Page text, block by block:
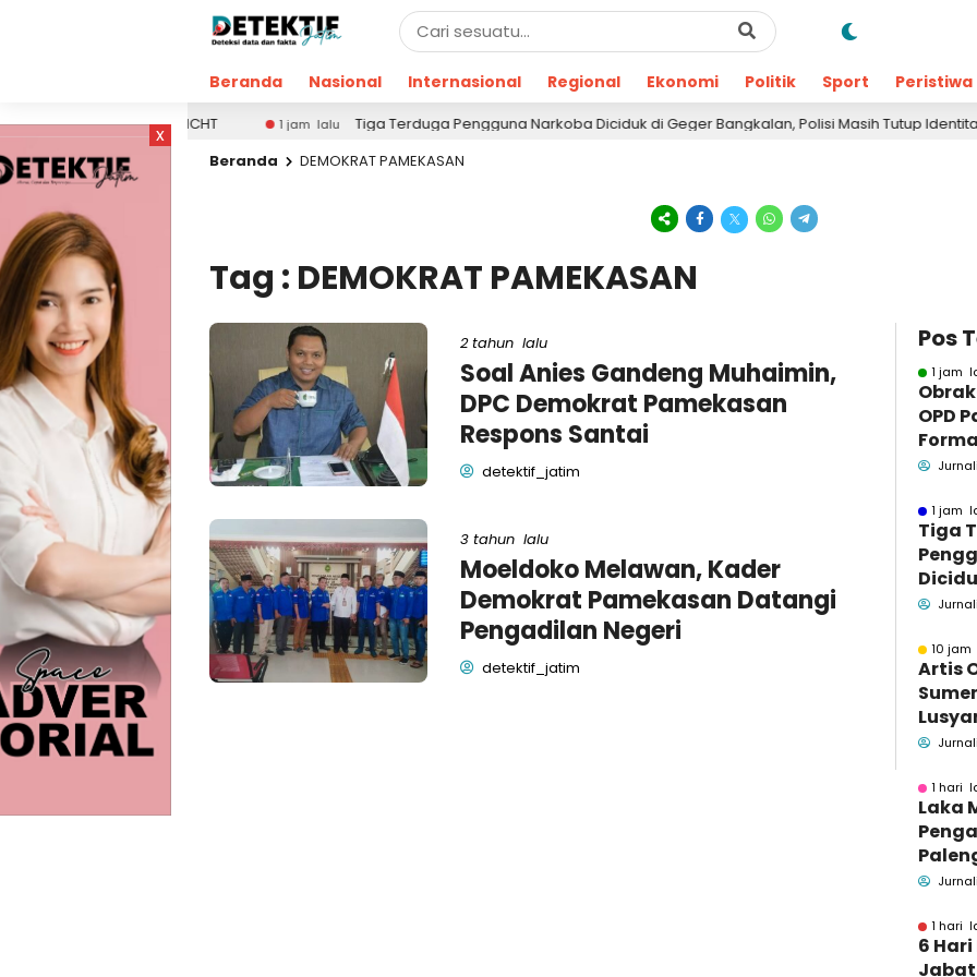
Beranda Nasional Internasional Regional Ekonomi Politik Sport Peristiwa
x
DBHCHT 1 jam lalu Tiga Terduga Pengguna Narkoba Diciduk di Geger Bangkalan, Polisi Masih Tutup Identitas dan
Beranda
DEMOKRAT PAMEKASAN
Tag : DEMOKRAT PAMEKASAN
2 tahun lalu
Soal Anies Gandeng Muhaimin,
DPC Demokrat Pamekasan
Respons Santai
detektif_jatim
3 tahun lalu
Moeldoko Melawan, Kader
Demokrat Pamekasan Datangi
Pengadilan Negeri
detektif_jatim
Pos
1 jam
OPD
1 jam
Tiga
dan
10 jam
Artis
1 hari
Laka
1 hari
6